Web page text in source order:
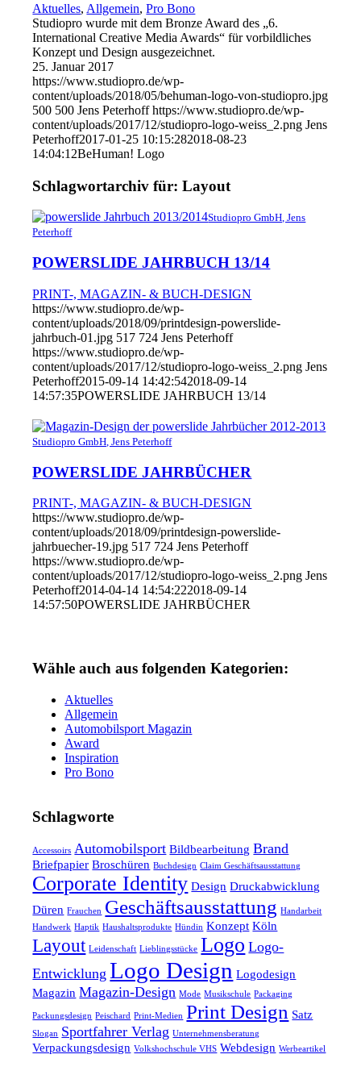
Aktuelles, Allgemein,Pro Bono
Studiopro wurde mit dem Bronze Award des „6.
International Creative Media Awards“ für vorbildliches
Konzept und Design ausgezeichnet.
25. Januar 2017
https://www.studiopro.de/wp-
content/uploads/2018/05/behuman-logo-von-studiopro.jpg
500 500 Jens Peterhoff https://www.studiopro.de/wp-
content/uploads/2017/12/studiopro-logo-weiss_2.png Jens
Peterhoff2017-01-25 10:15:282018-08-23
14:04:12BeHuman! Logo
Schlagwortarchiv für:Layout
Studiopro GmbH, Jens
Peterhoff
POWERSLIDE JAHRBUCH 13/14
PRINT-, MAGAZIN- & BUCH-DESIGN
https://www.studiopro.de/wp-
content/uploads/2018/09/printdesign-powerslide-
jahrbuch-01.jpg 517 724 Jens Peterhoff
https://www.studiopro.de/wp-
content/uploads/2017/12/studiopro-logo-weiss_2.png Jens
Peterhoff2015-09-14 14:42:542018-09-14
14:57:35POWERSLIDE JAHRBUCH 13/14
Studiopro GmbH, Jens Peterhoff
POWERSLIDE JAHRBÜCHER
PRINT-, MAGAZIN- & BUCH-DESIGN
https://www.studiopro.de/wp-
content/uploads/2018/09/printdesign-powerslide-
jahrbuecher-19.jpg 517 724 Jens Peterhoff
https://www.studiopro.de/wp-
content/uploads/2017/12/studiopro-logo-weiss_2.png Jens
Peterhoff2014-04-14 14:54:222018-09-14
14:57:50POWERSLIDE JAHRBÜCHER
Wähle auch aus folgenden Kategorien:
Aktuelles
Allgemein
Automobilsport Magazin
Award
Inspiration
Pro Bono
Schlagworte
Accessoirs Automobilsport Bildbearbeitung Brand
Briefpapier Broschüren Buchdesign Claim Geschäftsausstattung
Corporate Identity Design Druckabwicklung
Düren Frauchen Geschäftsausstattung Handarbeit
Handwerk Haptik Haushaltsprodukte Hündin Konzept Köln
Layout Leidenschaft Lieblingsstücke Logo Logo-
Entwicklung Logo Design Logodesign
Magazin Magazin-Design Mode Musikschule Packaging
Packungsdesign Peischard Print-Medien Print Design Satz
Slogan Sportfahrer Verlag Unternehmensberatung
Verpackungsdesign Volkshochschule VHS Webdesign Werbeartikel